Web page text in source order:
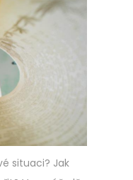
situaci? Jak